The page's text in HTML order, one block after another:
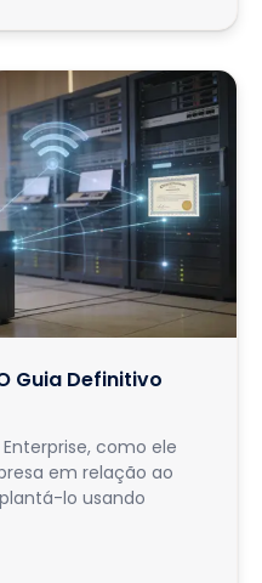
Guia Definitivo
Enterprise, como ele
em relação ao
lo usando